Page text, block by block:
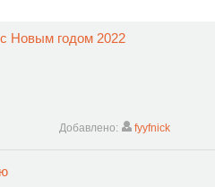
Новым годом 2022
Добавлено: fyyfnick